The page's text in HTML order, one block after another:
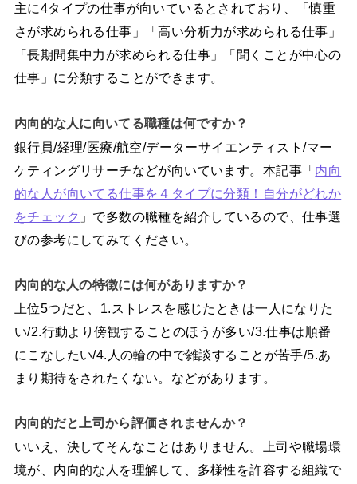
主に4タイプの仕事が向いているとされており、「慎重
さが求められる仕事」「高い分析力が求められる仕事」
「長期間集中力が求められる仕事」「聞くことが中心の
仕事」に分類することができます。
内向的な人に向いてる職種は何ですか？
銀行員/経理/医療/航空/データーサイエンティスト/マー
ケティングリサーチなどが向いています。本記事「内向
的な人が向いてる仕事を４タイプに分類！自分がどれか
をチェック 」で多数の職種を紹介しているので、仕事選
びの参考にしてみてください。
内向的な人の特徴には何がありますか？
上位5つだと、1.ストレスを感じたときは一人になりた
い/2.行動より傍観することのほうが多い/3.仕事は順番
にこなしたい/4.人の輪の中で雑談することが苦手/5.あ
まり期待をされたくない。などがあります。
内向的だと上司から評価されませんか？
いいえ、決してそんなことはありません。上司や職場環
境が、内向的な人を理解して、多様性を許容する組織で